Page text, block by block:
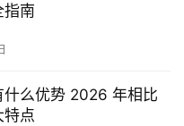
指南
什么优势 2026 年相比
特点